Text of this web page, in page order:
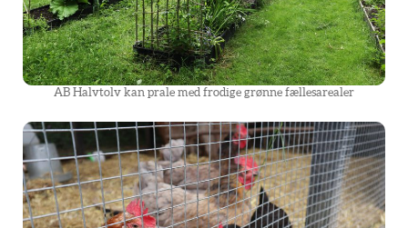
AB Halvtolv kan prale med frodige grønne fællesarealer